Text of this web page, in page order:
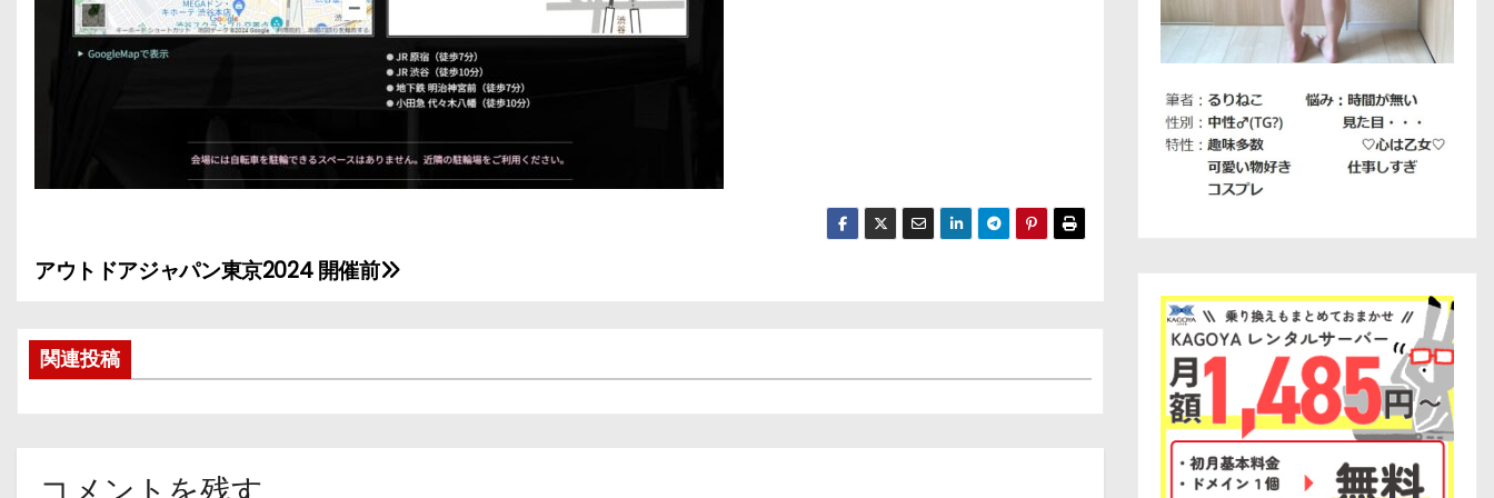
投
ナ
アウトドアジャパン東京2024 開催前
関連投稿